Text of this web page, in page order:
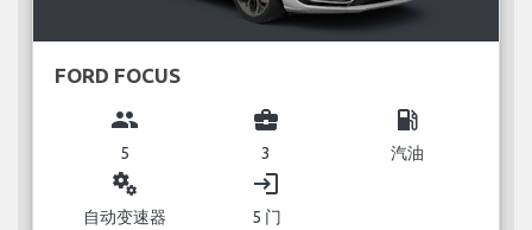
FORD FOCUS
group
5
business_center
3
local_gas_station
汽油
miscellaneous_services
自动变速器
login
5 门